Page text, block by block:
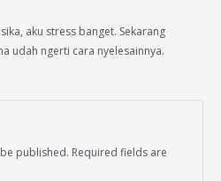
aku stress banget. Sekarang
udah ngerti cara nyelesainnya.
published. Required fields are